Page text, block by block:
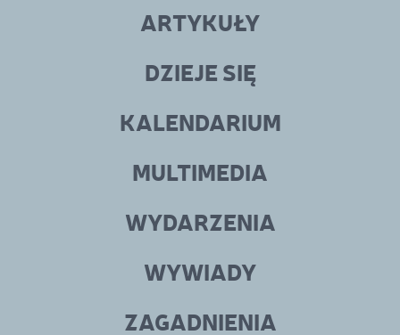
ARTYKUŁY
DZIEJE SIĘ
KALENDARIUM
MULTIMEDIA
WYDARZENIA
WYWIADY
ZAGADNIENIA